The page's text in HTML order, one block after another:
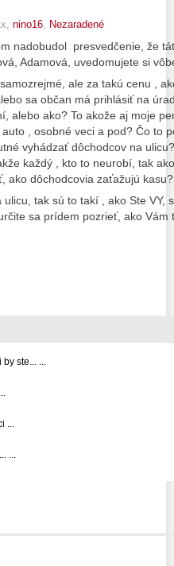
nino16 Nezaradené
nadobudol presvedčenie, že
Adamová, uvedomujete si
ale za takú cenu ,
sa občan má prihlásiť na
alebo ako? To akože aj moje
, osobné veci a pod? Čo to
vyhádzať dôchodcov na
každý , kto to neurobí, tak
ako dôchodcovia zaťažujú kasu?
tak sú to takí , ako Ste VY,
sa prídem pozrieť, ako Vám
ste... ...
...
...